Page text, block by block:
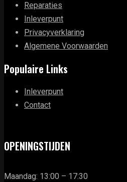
Reparaties
Inleverpunt
Privacyverklaring
Algemene Voorwaarden
Populaire Links
Inleverpunt
Contact
OPENINGSTIJDEN
Maandag: 13:00 – 17:30